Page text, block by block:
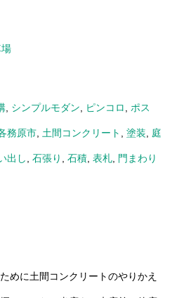
, シンプルモダン ピンコロ ポス
務原市, 土間コンクリート 塗装 庭
出し 石張り 石積, 表札, 門まわり
めに土間コンクリートのやりかえ